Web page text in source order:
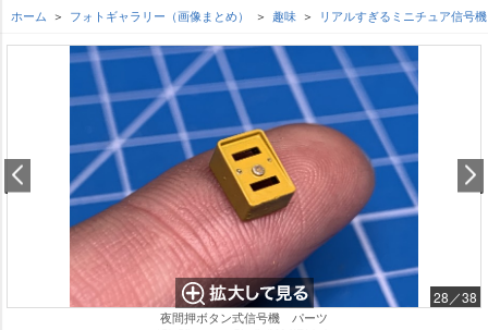
ホーム フォトギャラリー（画像まとめ） 趣味 リアルすぎるミニチュア信号
28／38
夜間押ボタン式信号機 パーツ